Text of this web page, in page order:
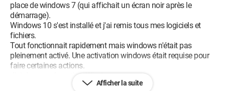
place de windows 7 (qui affichait un écran noir après le
démarrage).
Windows 10 s'est installé et j'ai remis tous mes logiciels et
fichiers.
Tout fonctionnait rapidement mais windows n'était pas
pleinement activé. Une activation windows était requise pour
faire certaines actions.
J'ai donc voulu activer Windows.
Malheureusement, l'étiquette avec ma clé de produit est
Afficher la suite